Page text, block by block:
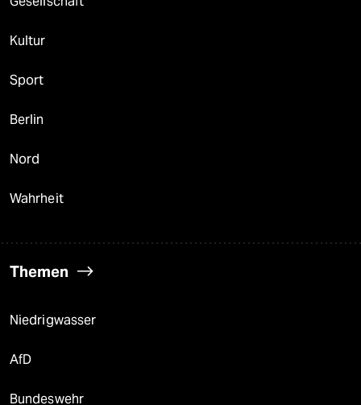
Kultur
Sport
Berlin
Nord
Wahrheit
Themen
Niedrigwasser
AfD
Bundeswehr